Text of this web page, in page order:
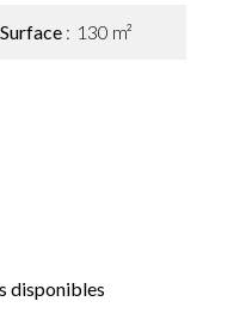
Surface 130 m²
disponibles